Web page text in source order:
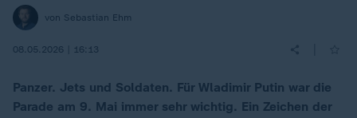
von Sebastian Ehm
08.05.2026 | 16:13
Panzer. Jets und Soldaten. Für Wladimir Putin war die
Parade am 9. Mai immer sehr wichtig. Ein Zeichen der